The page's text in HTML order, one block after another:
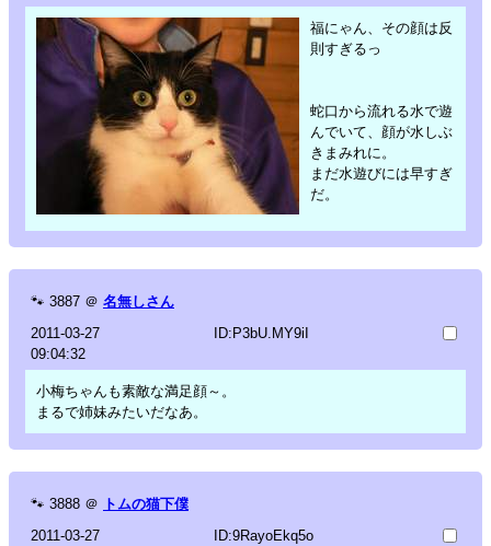
福にゃん、その顔は反
則すぎるっ
蛇口から流れる水で遊
んでいて、顔が水しぶ
きまみれに。
まだ水遊びには早すぎ
だ。
🐾 3887 ＠ 名無しさん
2011-03-27
09:04:32
ID:P3bU.MY9iI
小梅ちゃんも素敵な満足顔～。
まるで姉妹みたいだなあ。
🐾 3888 ＠ トムの猫下僕
2011-03-27
ID:9RayoEkq5o